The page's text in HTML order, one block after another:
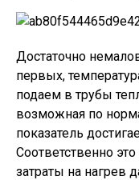
Достаточно
первых,
подаем в трубы
возможная по
показатель
Соответственно
затраты на нагрев